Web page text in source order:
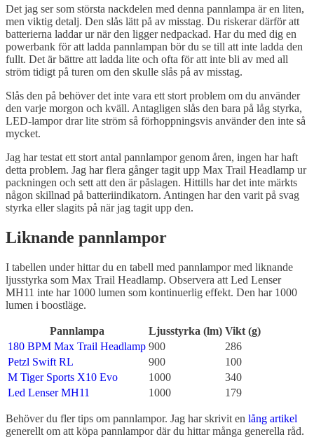
Det jag ser som största nackdelen med denna pannlampa är en liten,
men viktig detalj. Den slås lätt på av misstag. Du riskerar därför att
batterierna laddar ur när den ligger nedpackad. Har du med dig en
powerbank för att ladda pannlampan bör du se till att inte ladda den
fullt. Det är bättre att ladda lite och ofta för att inte bli av med all
ström tidigt på turen om den skulle slås på av misstag.
Slås den på behöver det inte vara ett stort problem om du använder
den varje morgon och kväll. Antagligen slås den bara på låg styrka,
LED-lampor drar lite ström så förhoppningsvis använder den inte så
mycket.
Jag har testat ett stort antal pannlampor genom åren, ingen har haft
detta problem. Jag har flera gånger tagit upp Max Trail Headlamp ur
packningen och sett att den är påslagen. Hittills har det inte märkts
någon skillnad på batteriindikatorn. Antingen har den varit på svag
styrka eller slagits på när jag tagit upp den.
Liknande pannlampor
I tabellen under hittar du en tabell med pannlampor med liknande
ljusstyrka som Max Trail Headlamp. Observera att Led Lenser
MH11 inte har 1000 lumen som kontinuerlig effekt. Den har 1000
lumen i boostläge.
Pannlampa Ljusstyrka (lm) Vikt (g)
180 BPM Max Trail Headlamp 900
286
Petzl Swift RL
900
100
M Tiger Sports X10 Evo
1000
340
Led Lenser MH11
1000 179
Behöver du fler tips om pannlampor. Jag har skrivit en lång artikel
generellt om att köpa pannlampor där du hittar många generella råd.